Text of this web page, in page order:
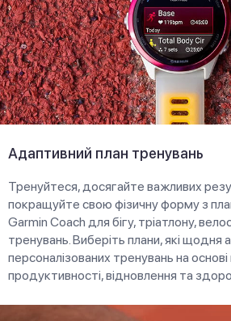
Адаптивний план тренувань
Тренуйтеся, досягайте важливих
покращуйте свою фізичну форму з
Garmin Coach для бігу, тріатлону,
тренувань. Виберіть плани, які
персоналізованих тренувань на основі
продуктивності, відновлення та